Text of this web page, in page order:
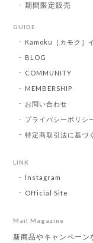
期間限定販売
GUIDE
Kamoku［カモク］
BLOG
COMMUNITY
MEMBERSHIP
お問い合わせ
プライバシーポリシ
特定商取引法に基づ
LINK
Instagram
Official Site
Mail Magazine
新商品やキャンペーン